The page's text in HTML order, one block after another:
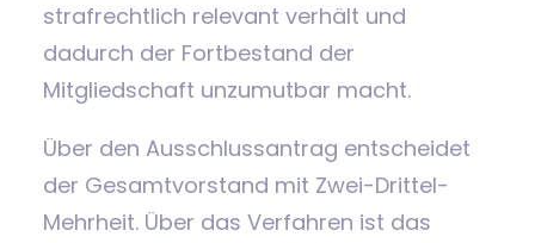
strafrechtlich relevant verhält und
dadurch der Fortbestand der
Mitgliedschaft unzumutbar macht.
Über den Ausschlussantrag entscheidet
der Gesamtvorstand mit Zwei-Drittel-
Mehrheit. Über das Verfahren ist das